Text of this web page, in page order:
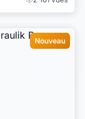
Nouveau